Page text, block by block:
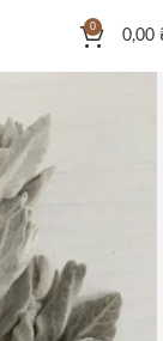
0
0,00